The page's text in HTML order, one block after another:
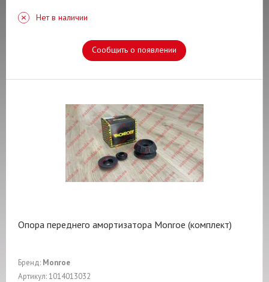
Нет в наличии
Сообщить о появлении
Опора переднего амортизатора Monroe (комплект)
Бренд: Monroe
Артикул: 1014013032